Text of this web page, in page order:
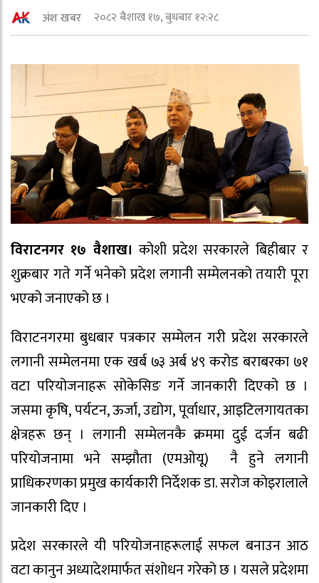
अंश खबर २०८२ बैशाख १७, बुधबार १२:२८
विराटनगर १७ वैशाख। कोशी प्रदेश सरकारले बिहीबार र
शुक्रबार गते गर्ने भनेको प्रदेश लगानी सम्मेलनको तयारी पूरा
भएको जनाएको छ ।
विराटनगरमा बुधबार पत्रकार सम्मेलन गरी प्रदेश सरकारले
लगानी सम्मेलनमा एक खर्ब ७३ अर्ब ४९ करोड बराबरका ७१
वटा परियोजनाहरू सोकेसिङ गर्ने जानकारी दिएको छ ।
जसमा कृषि, पर्यटन, ऊर्जा, उद्योग, पूर्वाधार, आइटिलगायतका
क्षेत्रहरू छन् । लगानी सम्मेलनकै क्रममा दुई दर्जन बढी
परियोजनामा भने सम्झौता (एमओयू) नै हुने लगानी
प्राधिकरणका प्रमुख कार्यकारी निर्देशक डा. सरोज कोइरालाले
जानकारी दिए ।
प्रदेश सरकारले यी परियोजनाहरूलाई सफल बनाउन आठ
वटा कानुन अध्यादेशमार्फत संशोधन गरेको छ । यसले प्रदेशमा